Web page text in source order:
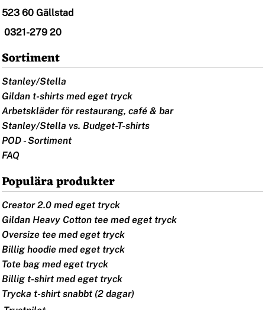
523 60 Gällstad
0321-279 20
Sortiment
Stanley/Stella
Gildan t-shirts med eget tryck
Arbetskläder för restaurang, café & bar
Stanley/Stella vs. Budget-T-shirts
POD - Sortiment
FAQ
Populära produkter
Creator 2.0 med eget tryck
Gildan Heavy Cotton tee med eget tryck
Oversize tee med eget tryck
Billig hoodie med eget tryck
Tote bag med eget tryck
Billig t-shirt med eget tryck
Trycka t-shirt snabbt (2 dagar)